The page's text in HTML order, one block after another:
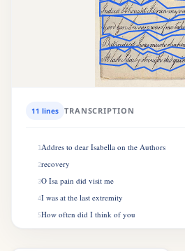
11 lines TRANSCRIPTION
1Addres to dear Isabella on the Authors
2recovery
3O Isa pain did visit me
4I was at the last extremity
5How often did I think of you
I wished your graceful form to view